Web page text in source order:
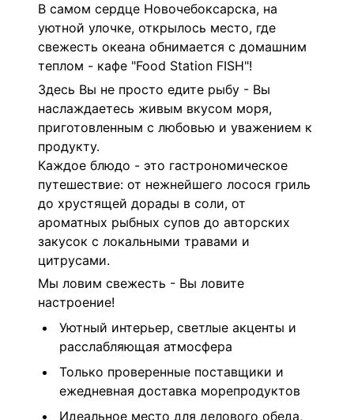
В самом сердце Новочебоксарска, на
уютной улочке, открылось место, где
свежесть океана обнимается с домашним
теплом - кафе "Food Station FISH"!
Здесь Вы не просто едите рыбу - Вы
наслаждаетесь живым вкусом моря,
приготовленным с любовью и уважением к
продукту.
Каждое блюдо - это гастрономическое
путешествие: от нежнейшего лосося гриль
до хрустящей дорады в соли, от
ароматных рыбных супов до авторских
закусок с локальными травами и
цитрусами.
Мы ловим свежесть - Вы ловите
настроение!
Уютный интерьер, светлые акценты и
расслабляющая атмосфера
Только проверенные поставщики и
ежедневная доставка морепродуктов
Идеальное место для делового обеда,